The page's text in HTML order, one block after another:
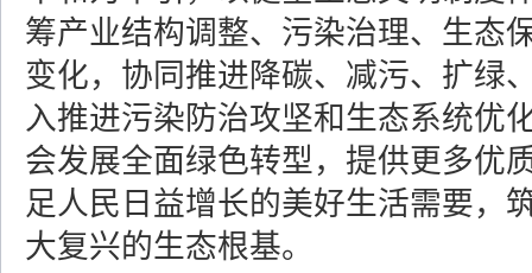
筹产业结构调整、污染治理、生态
变化，协同推进降碳、减污、扩绿
入推进污染防治攻坚和生态系统优
会发展全面绿色转型，提供更多优
足人民日益增长的美好生活需要，
大复兴的生态根基。